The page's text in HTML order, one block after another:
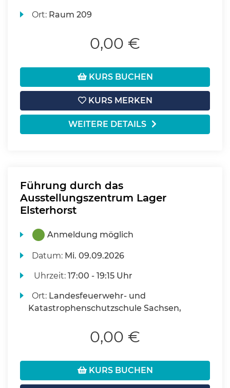
Ort: Raum 209
0,00 €
KURS BUCHEN
KURS MERKEN
WEITERE DETAILS
Führung durch das
Ausstellungszentrum Lager
Elsterhorst
Anmeldung möglich
Datum: Mi. 09.09.2026
Uhrzeit:17:00 - 19:15 Uhr
Ort: Landesfeuerwehr- und
Katastrophenschutzschule Sachsen,
0,00 €
KURS BUCHEN